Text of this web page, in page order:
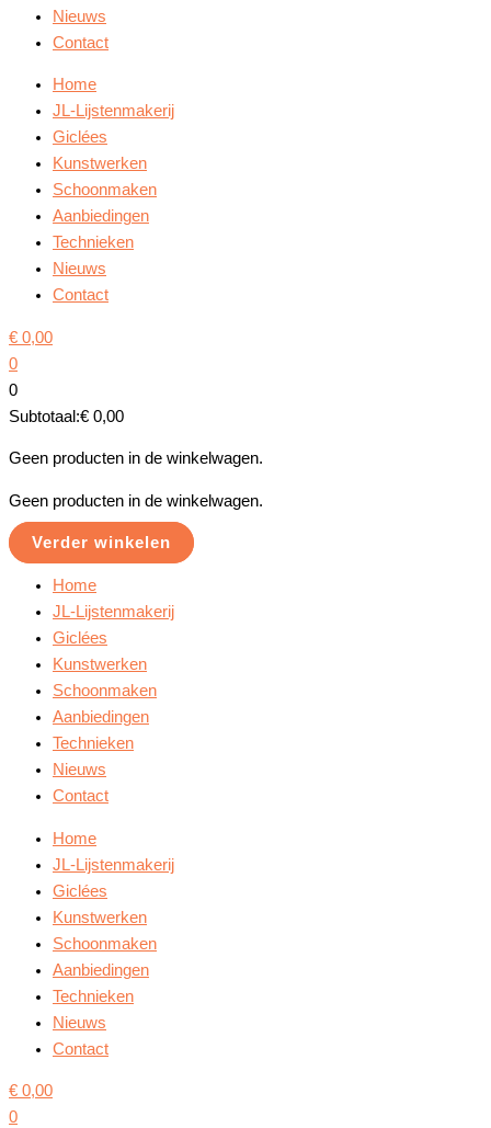
Nieuws
Contact
Home
JL-Lijstenmakerij
Giclées
Kunstwerken
Schoonmaken
Aanbiedingen
Technieken
Nieuws
Contact
€ 0,00
0
0
Subtotaal:€ 0,00
Geen producten in de winkelwagen.
Geen producten in de winkelwagen.
Verder winkelen
Home
JL-Lijstenmakerij
Giclées
Kunstwerken
Schoonmaken
Aanbiedingen
Technieken
Nieuws
Contact
Home
JL-Lijstenmakerij
Giclées
Kunstwerken
Schoonmaken
Aanbiedingen
Technieken
Nieuws
Contact
€ 0,00
0